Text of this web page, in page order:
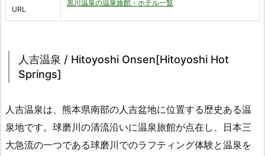
URL
黒川温泉の温泉旅館・ホテル一覧
人吉温泉 / Hitoyoshi Onsen[Hitoyoshi Hot
Springs]
人吉温泉は、熊本県南部の人吉盆地に位置する歴史ある温
泉地です。球磨川の清流沿いに温泉旅館が点在し、日本三
大急流の一つである球磨川でのラフティング体験と温泉を